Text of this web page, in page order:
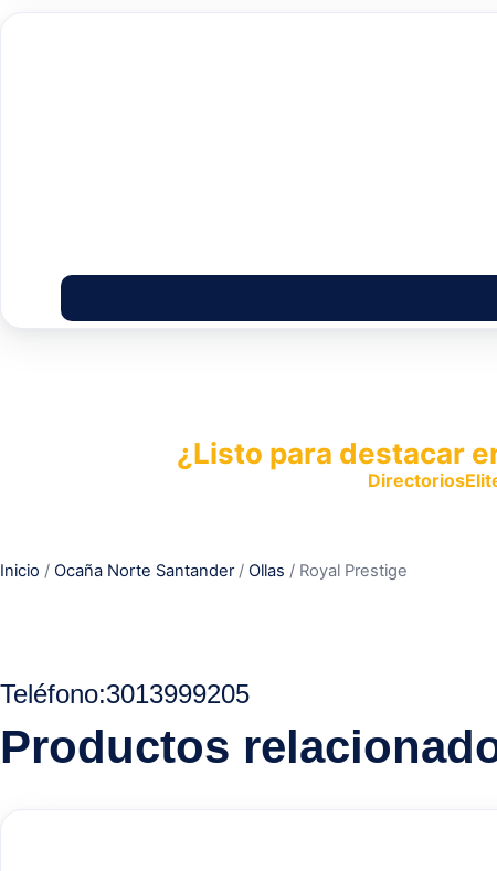
¿Listo para destacar
Inicio / Ocaña Norte Santander/ Ollas / Royal Prestige
Teléfono:3013999205
Productos